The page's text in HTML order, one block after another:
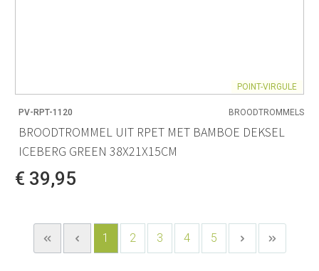
POINT-VIRGULE
PV-RPT-1120 BROODTROMMELS
BROODTROMMEL UIT RPET MET BAMBOE DEKSEL
ICEBERG GREEN 38X21X15CM
€ 39,95
1 2 3 4 5